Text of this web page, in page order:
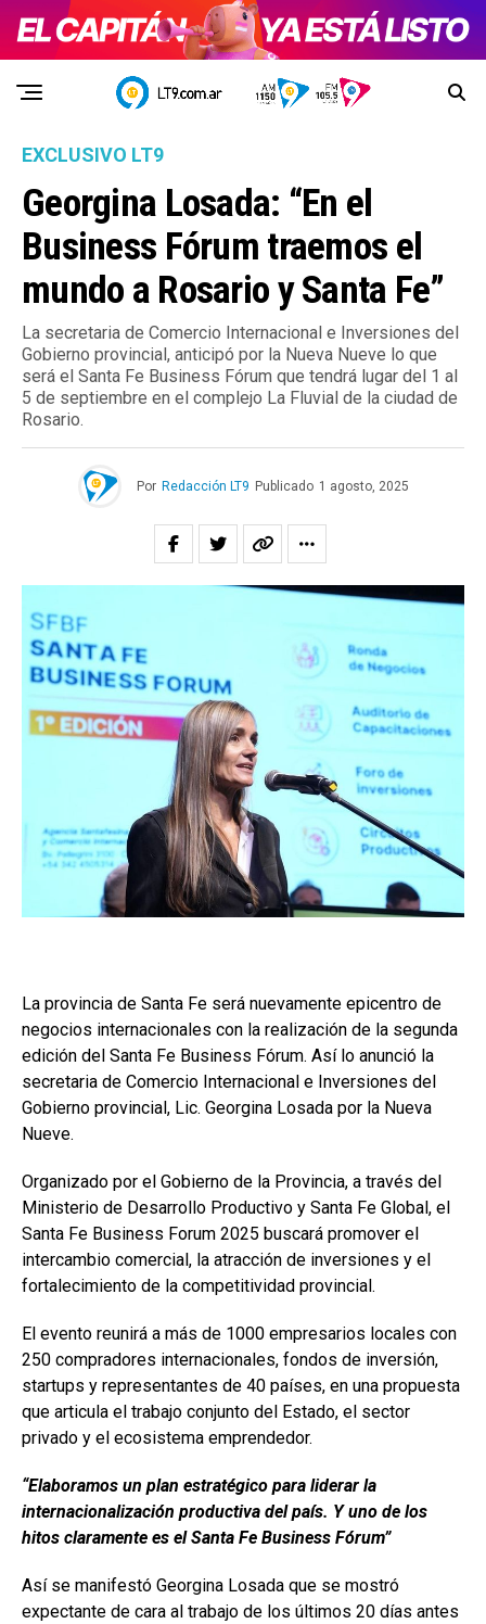
EXCLUSIVO LT9
Georgina Losada: “En el
Business Fórum traemos el
mundo a Rosario y Santa Fe”
La secretaria de Comercio Internacional e Inversiones del
Gobierno provincial, anticipó por la Nueva Nueve lo que
será el Santa Fe Business Fórum que tendrá lugar del 1 al
5 de septiembre en el complejo La Fluvial de la ciudad de
Rosario.
Por Redacción LT9 Publicado 1 agosto, 2025
La provincia de Santa Fe será nuevamente epicentro de
negocios internacionales con la realización de la segunda
edición del Santa Fe Business Fórum. Así lo anunció la
secretaria de Comercio Internacional e Inversiones del
Gobierno provincial, Lic. Georgina Losada por la Nueva
Nueve.
Organizado por el Gobierno de la Provincia, a través del
Ministerio de Desarrollo Productivo y Santa Fe Global, el
Santa Fe Business Forum 2025 buscará promover el
intercambio comercial, la atracción de inversiones y el
fortalecimiento de la competitividad provincial.
El evento reunirá a más de 1000 empresarios locales con
250 compradores internacionales, fondos de inversión,
startups y representantes de 40 países, en una propuesta
que articula el trabajo conjunto del Estado, el sector
privado y el ecosistema emprendedor.
“Elaboramos un plan estratégico para liderar la
internacionalización productiva del país. Y uno de los
hitos claramente es el Santa Fe Business Fórum”
Así se manifestó Georgina Losada que se mostró
expectante de cara al trabajo de los últimos 20 días antes